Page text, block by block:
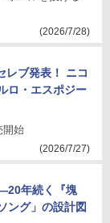
(2026/7/28)
レブ発表！ ニコ
ロ・エスポジー
開始
(2026/7/27)
年続く『塊
ング」の設計図